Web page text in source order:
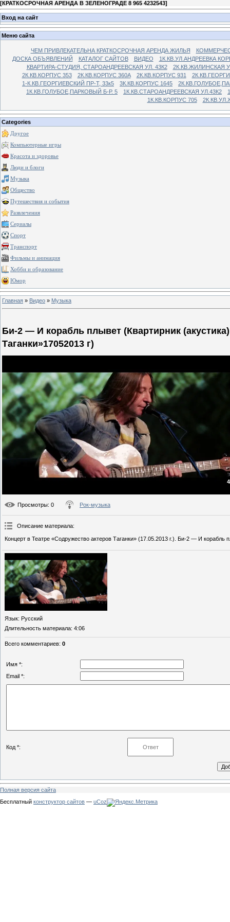
[КРАТКОСРОЧНАЯ АРЕНДА В ЗЕЛЕНОГРАДЕ 8 965 4232543]
Вход на сайт
Меню сайта
ЧЕМ ПРИВЛЕКАТЕЛЬНА КРАТКОСРОЧНАЯ АРЕНДА ЖИЛЬЯ
ДОСКА ОБЪЯВЛЕНИЙ
КАТАЛОГ САЙТОВ ВИДЕО
1К.КВ.УЛ.АНДРЕЕВКА
КВАРТИРА-СТУДИЯ, СТАРОАНДРЕЕВСКАЯ УЛ. 43К2
2К.КВ.ЖИЛИНСКАЯ
2К.КВ.КОРПУС 353
2К.КВ.КОРПУС 360А 2К.КВ.КОРПУС 931
1-К.КВ.ГЕОРГИЕВСКИЙ ПР-Т, 33к5
3К.КВ.КОРПУС 1645
1К.КВ.ГОЛУБОЕ,ПАРКОВЫЙ Б-Р. 5
1К.КВ.СТАРОАНДРЕЕВСКАЯ УЛ.43К2
1К.КВ.КОРПУС 705
Categories
Другое
Компьютерные игры
Красота и здоровье
Люди и блоги
Музыка
Общество
Путешествия и события
Развлечения
Сериалы
Спорт
Транспорт
Фильмы и анимация
Хобби и образование
Юмор
Главная » Видео » Музыка
Би-2 — И корабль плывет (Квартирник
Таганки»17052013 г)
Просмотры: 0 Рок-музыка
Описание материала:
Концерт в Театре «Содружество актеров Таганки» (17.05.2013 г.). Би-2 — И корабль
Язык: Русский
Длительность материала: 4:06
Всего комментариев: 0
Имя *:
Email *:
Код *:
Полная версия сайта
Бесплатный конструктор сайтов — uCoz